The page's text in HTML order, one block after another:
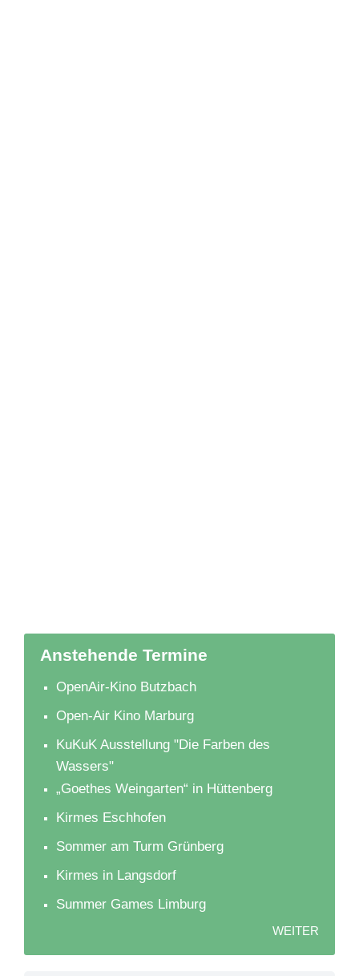
Anstehende Termine
OpenAir-Kino Butzbach
Open-Air Kino Marburg
KuKuK Ausstellung "Die Farben des
Wassers"
„Goethes Weingarten“ in Hüttenberg
Kirmes Eschhofen
Sommer am Turm Grünberg
Kirmes in Langsdorf
Summer Games Limburg
WEITER